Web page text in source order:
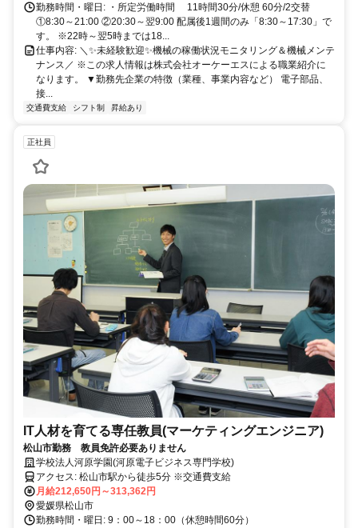
も完備！ 入寮の方には、年2回の「帰省旅費支給」があります ※実費
分（立替後、振込） ※入寮について規定あり
勤務時間・曜日: ・所定労働時間 11時間30分/休憩 60分/2交替
①8:30～21:00 ②20:30～翌9:00 配属後1週間のみ「8:30～17:30」で
す。 ※22時～翌5時までは18...
仕事内容: ＼✨未経験歓迎✨機械の稼働状況モニタリング＆機械メンテ
ナンス／ ※この求人情報は株式会社オーケーエスによる職業紹介に
なります。 ▼勤務先企業の特徴（業種、事業内容など） 電子部品、
接...
交通費支給 シフト制 昇給あり
正社員
IT人材を育てる専任教員(マーケティングエンジニア)
松山市勤務 教員免許必要ありません
学校法人河原学園(河原電子ビジネス専門学校)
アクセス: 松山市駅から徒歩5分 ※交通費支給
月給212,650円～313,362円
愛媛県松山市
勤務時間・曜日: 9：00～18：00（休憩時間60分）